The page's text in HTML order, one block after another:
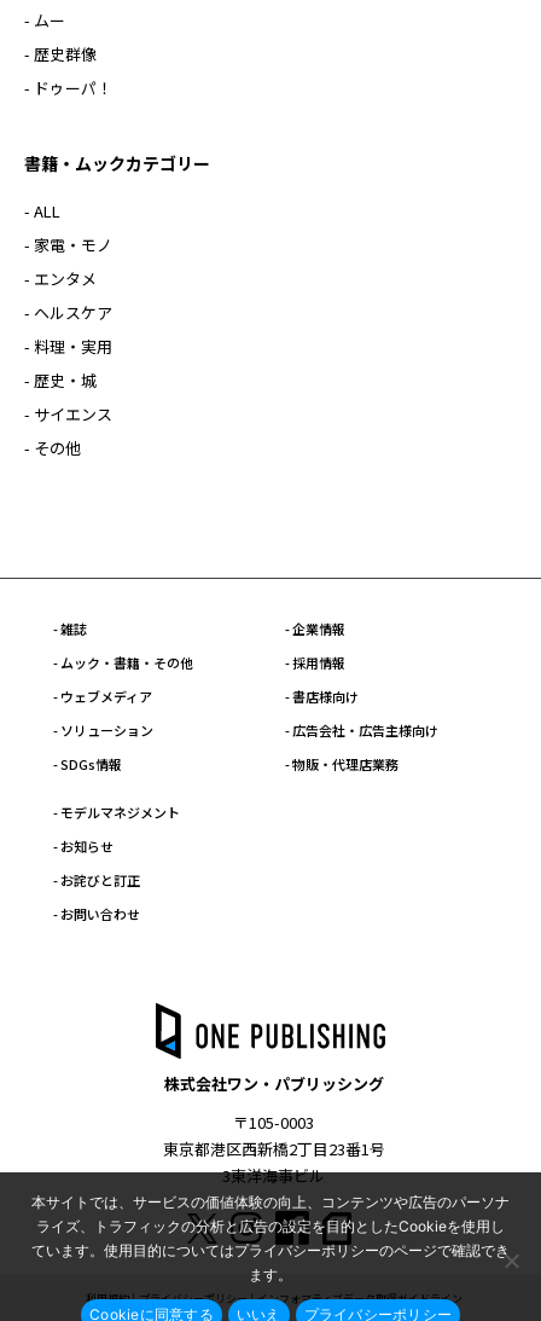
- ムー
- 歴史群像
- ドゥーパ！
書籍・ムックカテゴリー
- ALL
- 家電・モノ
- エンタメ
- ヘルスケア
- 料理・実用
- 歴史・城
- サイエンス
- その他
- 雑誌
- ムック・書籍・その他
- ウェブメディア
- ソリューション
- SDGs情報
- 企業情報
- 採用情報
- 書店様向け
- 広告会社・広告主様向け
- 物販・代理店業務
- モデルマネジメント
- お知らせ
- お詫びと訂正
- お問い合わせ
株式会社ワン・パブリッシング
〒105-0003
東京都港区西新橋2丁目23番1号
3東洋海事ビル
利用規約 プライバシーポリシー インフォマティブデータ取得ガイドライン
本サイトでは、サービスの価値体験の向上、コンテンツや広告のパーソナ
ライズ、トラフィックの分析と広告の設定を目的としたCookieを使用し
ています。使用目的についてはプライバシーポリシーのページで確認でき
ます。
Cookieに同意する いいえ プライバシーポリシー